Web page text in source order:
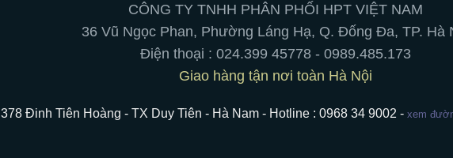
CÔNG TY TNHH PHÂN PHỐI HPT VIỆT NAM
36 Vũ Ngọc Phan, Phường Láng Hạ, Q. Đống Đa, TP. Hà
Điện thoại : 024.399 45778 - 0989.485.173
Giao hàng tận nơi toàn Hà Nội
378 Đinh Tiên Hoàng - TX Duy Tiên - Hà Nam - Hotline : 0968 34 9002 - xem